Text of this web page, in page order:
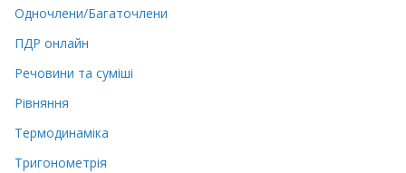
Одночлени/Багаточлени
ПДР онлайн
Речовини та суміші
Рівняння
Термодинаміка
Тригонометрія